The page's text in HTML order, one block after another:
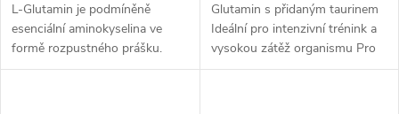
L-Glutamin je podmíněně
esenciální aminokyselina ve
formě rozpustného prášku.
Přirozeně se nachází v
Glutamin s přidaným taurinem
Ideální pro intenzivní trénink a
vysokou zátěž organismu Pro
sportovce a aktivní lidi